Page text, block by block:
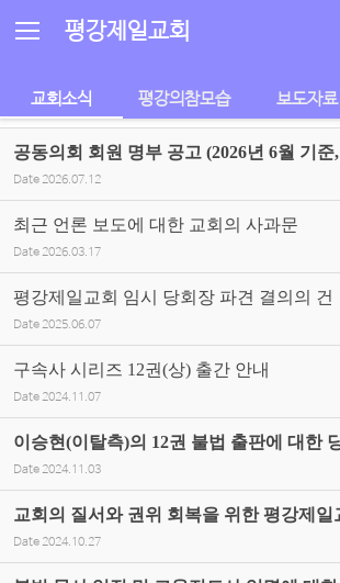
평강제일교회
교회소식 평강의참모습 보도자료
공동의회 회원 명부 공고 (2026년 6월 기준
Date 2026.07.12
최근 언론 보도에 대한 교회의 사과문
Date 2026.03.17
평강제일교회 임시 당회장 파견 결의의 건
Date 2025.06.07
구속사 시리즈 12권(상) 출간 안내
Date 2024.11.07
이승현(이탈측)의 12권 불법 출판에 대한
Date 2024.11.03
교회의 질서와 권위 회복을 위한 평강제일
Date 2024.10.27